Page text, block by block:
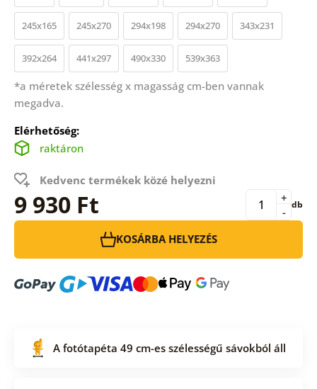
245x165 245x270 294x198 294x270 343x231
392x264 441x297 490x330 539x363
*a méretek szélesség x magasság cm-ben vannak
megadva.
Elérhetőség:
raktáron
Kedvenc termékek közé helyezni
9 930 Ft -
+ db
KOSÁRBA HELYEZÉS
A fotótapéta 49 cm-es szélességű sávokból áll